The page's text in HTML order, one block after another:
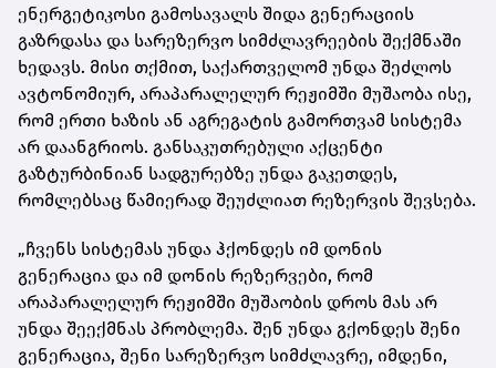
ენერგეტიკოსი გამოსავალს შიდა გენერაციის
გაზრდასა და სარეზერვო სიმძლავრეების შექმნაში
ხედავს. მისი თქმით, საქართველომ უნდა შეძლოს
ავტონომიურ, არაპარალელურ რეჟიმში მუშაობა ისე,
რომ ერთი ხაზის ან აგრეგატის გამორთვამ სისტემა
არ დაანგრიოს. განსაკუთრებული აქცენტი
გაზტურბინიან სადგურებზე უნდა გაკეთდეს,
რომლებსაც წამიერად შეუძლიათ რეზერვის შევსება.
„ჩვენს სისტემას უნდა ჰქონდეს იმ დონის
გენერაცია და იმ დონის რეზერვები, რომ
არაპარალელურ რეჟიმში მუშაობის დროს მას არ
უნდა შეექმნას პრობლემა. შენ უნდა გქონდეს შენი
გენერაცია, შენი სარეზერვო სიმძლავრე, იმდენი,